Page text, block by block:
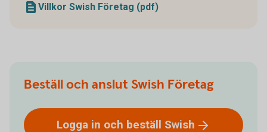
Villkor Swish Företag (pdf)
Beställ och anslut Swish Företag
Logga in och beställ Swish